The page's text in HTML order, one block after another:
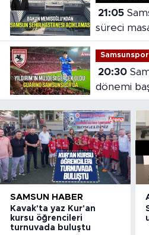
21:05Samsun Şehir Hastanesi
süreci
Samsunspor
20:30Samsunspor'da Gabriele
dönemi
SAMSUN HABER
Kavak'ta yaz Kur'an
kursu öğrencileri
turnuvada buluştu